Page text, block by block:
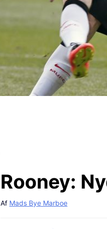
Rooney:
Af Mads Bye Marboe